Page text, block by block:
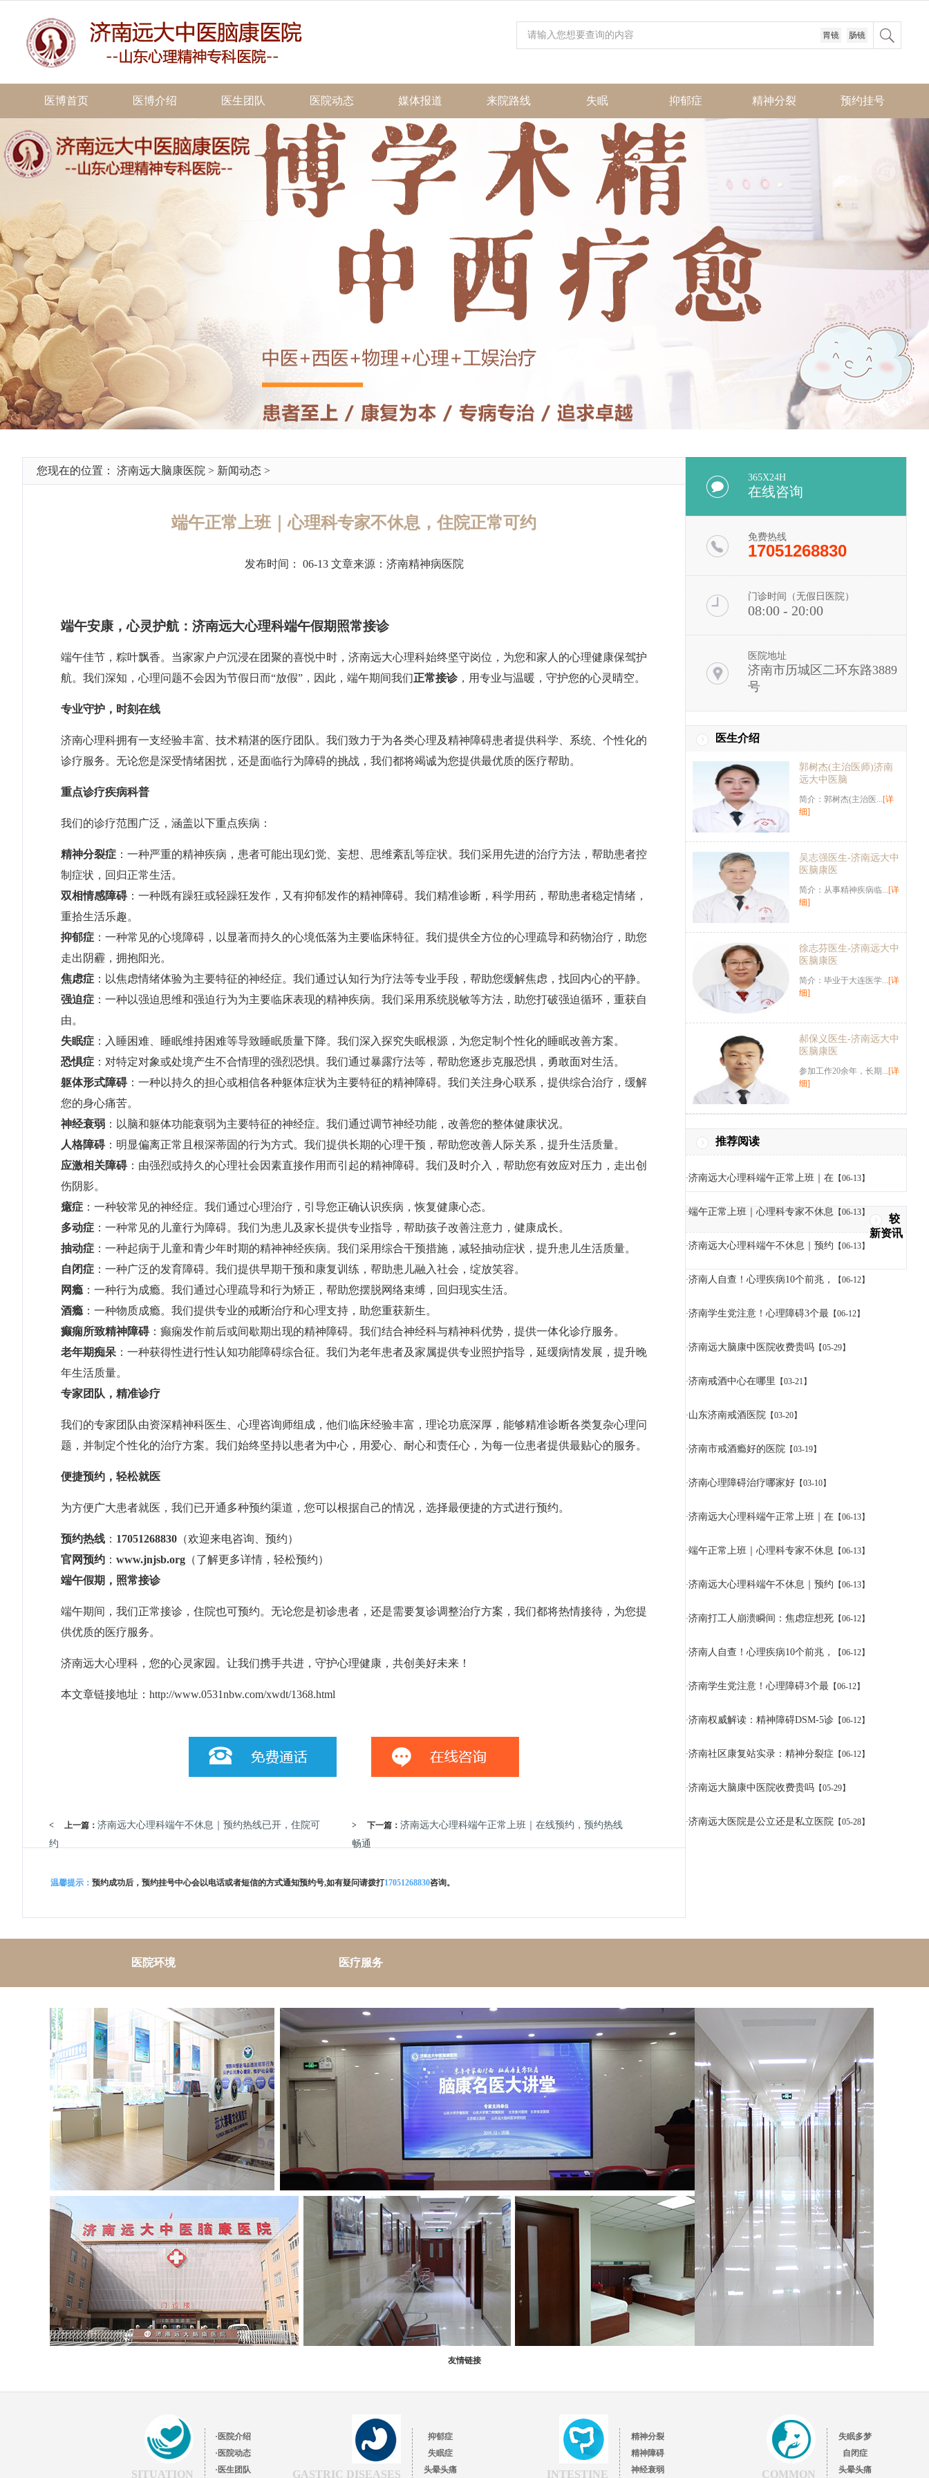
胃镜 肠镜
医博首页 医博介绍 医生团队 医院动态 媒体报道 来院路线 失眠 抑郁症 精神分裂 预约挂号
您现在的位置： 济南远大脑康医院 > 新闻动态 >
端午正常上班｜心理科专家不休息，住院正常可约
发布时间： 06-13 文章来源： 济南精神病医院
端午安康，心灵护航：济南远大心理科端午假期照常接诊
端午佳节，粽叶飘香。当家家户户沉浸在团聚的喜悦中时，济南远大心理科始终坚守岗位，为您和家人的心理健康保驾护
航。我们深知，心理问题不会因为节假日而“放假”，因此，端午期间我们正常接诊，用专业与温暖，守护您的心灵晴空。
专业守护，时刻在线
济南心理科拥有一支经验丰富、技术精湛的医疗团队。我们致力于为各类心理及精神障碍患者提供科学、系统、个性化的
诊疗服务。无论您是深受情绪困扰，还是面临行为障碍的挑战，我们都将竭诚为您提供最优质的医疗帮助。
重点诊疗疾病科普
我们的诊疗范围广泛，涵盖以下重点疾病：
精神分裂症 ：一种严重的精神疾病，患者可能出现幻觉、妄想、思维紊乱等症状。我们采用先进的治疗方法，帮助患者控
制症状，回归正常生活。
双相情感障碍：一种既有躁狂或轻躁狂发作，又有抑郁发作的精神障碍。我们精准诊断，科学用药，帮助患者稳定情绪，
重拾生活乐趣。
抑郁症 ：一种常见的心境障碍，以显著而持久的心境低落为主要临床特征。我们提供全方位的心理疏导和药物治疗，助您
走出阴霾，拥抱阳光。
焦虑症 ：以焦虑情绪体验为主要特征的神经症。我们通过认知行为疗法等专业手段，帮助您缓解焦虑，找回内心的平静。
强迫症 ：一种以强迫思维和强迫行为为主要临床表现的精神疾病。我们采用系统脱敏等方法，助您打破强迫循环，重获自
由。
失眠症 ：入睡困难、睡眠维持困难等导致睡眠质量下降。我们深入探究失眠根源，为您定制个性化的睡眠改善方案。
恐惧症 ：对特定对象或处境产生不合情理的强烈恐惧。我们通过暴露疗法等，帮助您逐步克服恐惧，勇敢面对生活。
躯体形式障碍：一种以持久的担心或相信各种躯体症状为主要特征的精神障碍。我们关注身心联系，提供综合治疗，缓解
您的身心痛苦。
神经衰弱 ：以脑和躯体功能衰弱为主要特征的神经症。我们通过调节神经功能，改善您的整体健康状况。
人格障碍：明显偏离正常且根深蒂固的行为方式。我们提供长期的心理干预，帮助您改善人际关系，提升生活质量。
应激相关障碍：由强烈或持久的心理社会因素直接作用而引起的精神障碍。我们及时介入，帮助您有效应对压力，走出创
伤阴影。
癔症 ：一种较常见的神经症。我们通过心理治疗，引导您正确认识疾病，恢复健康心态。
多动症 ：一种常见的儿童行为障碍。我们为患儿及家长提供专业指导，帮助孩子改善注意力，健康成长。
抽动症 ：一种起病于儿童和青少年时期的精神神经疾病。我们采用综合干预措施，减轻抽动症状，提升患儿生活质量。
自闭症 ：一种广泛的发育障碍。我们提供早期干预和康复训练，帮助患儿融入社会，绽放笑容。
网瘾 ：一种行为成瘾。我们通过心理疏导和行为矫正，帮助您摆脱网络束缚，回归现实生活。
酒瘾 ：一种物质成瘾。我们提供专业的戒断治疗和心理支持，助您重获新生。
癫痫所致精神障碍：癫痫发作前后或间歇期出现的精神障碍。我们结合神经科与精神科优势，提供一体化诊疗服务。
老年期痴呆 ：一种获得性进行性认知功能障碍综合征。我们为老年患者及家属提供专业照护指导，延缓病情发展，提升晚
年生活质量。
专家团队，精准诊疗
我们的专家团队由资深精神科医生、心理咨询师组成，他们临床经验丰富，理论功底深厚，能够精准诊断各类复杂心理问
题，并制定个性化的治疗方案。我们始终坚持以患者为中心，用爱心、耐心和责任心，为每一位患者提供最贴心的服务。
便捷预约，轻松就医
为方便广大患者就医，我们已开通多种预约渠道，您可以根据自己的情况，选择最便捷的方式进行预约。
预约热线 ： 17051268830 （欢迎来电咨询、预约）
官网预约 ： www.jnjsb.org （了解更多详情，轻松预约）
端午假期，照常接诊
端午期间，我们正常接诊，住院也可预约。无论您是初诊患者，还是需要复诊调整治疗方案，我们都将热情接待，为您提
供优质的医疗服务。
济南远大心理科，您的心灵家园。让我们携手共进，守护心理健康，共创美好未来！
本文章链接地址： http://www.0531nbw.com/xwdt/1368.html
< 上一篇： 济南远大心理科端午不休息｜预约热线已开，住院可
约
> 下一篇： 济南远大心理科端午正常上班｜在线预约，预约热线
畅通
温馨提示： 预约成功后，预约挂号中心会以电话或者短信的方式通知预约号,如有疑问请拨打17051268830咨询。
365X24H
在线咨询
免费热线
17051268830
门诊时间（无假日医院）
08:00 - 20:00
医院地址
济南市历城区二环东路3889
号
医生介绍
郭树杰(主治医师)济南
远大中医脑
简介：郭树杰(主治医...[详
细]
吴志强医生-济南远大中
医脑康医
简介：从事精神疾病临...[详
细]
徐志芬医生-济南远大中
医脑康医
简介：毕业于大连医学...[详
细]
郝保义医生-济南远大中
医脑康医
参加工作20余年，长期...[详
细]
推荐阅读
·济南远大心理科端午正常上班｜在 【06-13】
·端午正常上班｜心理科专家不休息 【06-13】
·济南远大心理科端午不休息｜预约 【06-13】
·济南人自查！心理疾病10个前兆， 【06-12】
·济南学生党注意！心理障碍3个最 【06-12】
·济南远大脑康中医院收费贵吗 【05-29】
·济南戒酒中心在哪里 【03-21】
·山东济南戒酒医院 【03-20】
·济南市戒酒瘾好的医院 【03-19】
·济南心理障碍治疗哪家好 【03-10】
较
新资讯
·济南远大心理科端午正常上班｜在 【06-13】
·端午正常上班｜心理科专家不休息 【06-13】
·济南远大心理科端午不休息｜预约 【06-13】
·济南打工人崩溃瞬间：焦虑症想死 【06-12】
·济南人自查！心理疾病10个前兆， 【06-12】
·济南学生党注意！心理障碍3个最 【06-12】
·济南权威解读：精神障碍DSM-5诊 【06-12】
·济南社区康复站实录：精神分裂症 【06-12】
·济南远大脑康中医院收费贵吗 【05-29】
·济南远大医院是公立还是私立医院 【05-28】
医院环境 医疗服务
友情链接
·医院介绍
·医院动态
·医生团队
SITUATION
抑郁症
失眠症
头晕头痛
GASTRIC DISEASES
精神分裂
精神障碍
神经衰弱
INTESTINE
失眠多梦
自闭症
头晕头痛
COMMON